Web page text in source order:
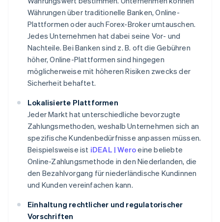
Währungen über traditionelle Banken, Online-
Plattformen oder auch Forex-Broker umtauschen.
Jedes Unternehmen hat dabei seine Vor- und
Nachteile. Bei Banken sind z. B. oft die Gebühren
höher, Online-Plattformen sind hingegen
möglicherweise mit höheren Risiken zwecks der
Sicherheit behaftet.
Lokalisierte Plattformen
Jeder Markt hat unterschiedliche bevorzugte
Zahlungsmethoden, weshalb Unternehmen sich an
spezifische Kundenbedürfnisse anpassen müssen.
Beispielsweise ist iDEAL | Weroeine beliebte
Online-Zahlungsmethode in den Niederlanden, die
den Bezahlvorgang für niederländische Kundinnen
und Kunden vereinfachen kann.
Einhaltung rechtlicher und regulatorischer
Vorschriften